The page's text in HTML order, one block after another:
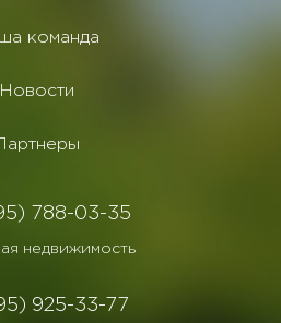
команда
Новости
Партнеры
788-03-35
недвижимость
925-33-77